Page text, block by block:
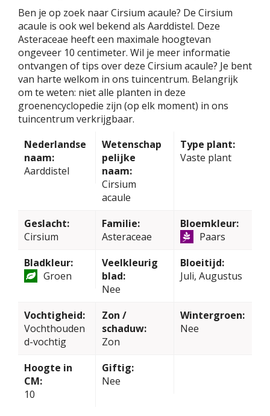
Ben je op zoek naar Cirsium acaule? De Cirsium
acaule is ook wel bekend als Aarddistel. Deze
Asteraceae heeft een maximale hoogtevan
ongeveer 10 centimeter. Wil je meer informatie
ontvangen of tips over deze Cirsium acaule? Je bent
van harte welkom in ons tuincentrum. Belangrijk
om te weten: niet alle planten in deze
groenencyclopedie zijn (op elk moment) in ons
tuincentrum verkrijgbaar.
Nederlandse
naam:
Aarddistel
Wetenschap
pelijke
naam:
Cirsium
acaule
Type plant:
Vaste plant
Geslacht:
Cirsium
Familie:
Asteraceae
Bloemkleur:
Paars
Bladkleur:
Groen
Veelkleurig
blad:
Nee
Bloeitijd:
Juli, Augustus
Vochtigheid:
Vochthouden
d-vochtig
Zon /
schaduw:
Zon
Wintergroen:
Nee
Hoogte in
CM:
10
Giftig:
Nee